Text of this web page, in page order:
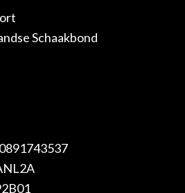
Schaakbond